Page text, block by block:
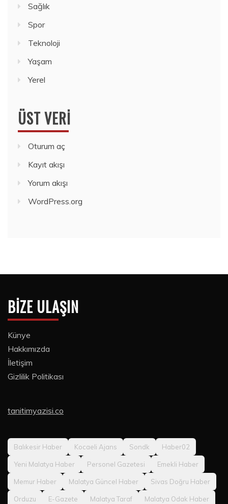
Sağlık
Spor
Teknoloji
Yaşam
Yerel
ÜST VERI
Oturum aç
Kayıt akışı
Yorum akışı
WordPress.org
BIZE ULAŞIN
Künye
Hakkımızda
İletişim
Gizlilik Politikası
tanitimyazisi.co
Balıkesir Haber Kocaeli Ajans Sondk Haber02
Yeni Malatya Haber Personel Gazetesi Emekli Haber
Memur Haber Malatya Güncel Haber Sivas Doğru Haber
Orduzu E-Gazete Malatya Taraf Malatya Odak Haber